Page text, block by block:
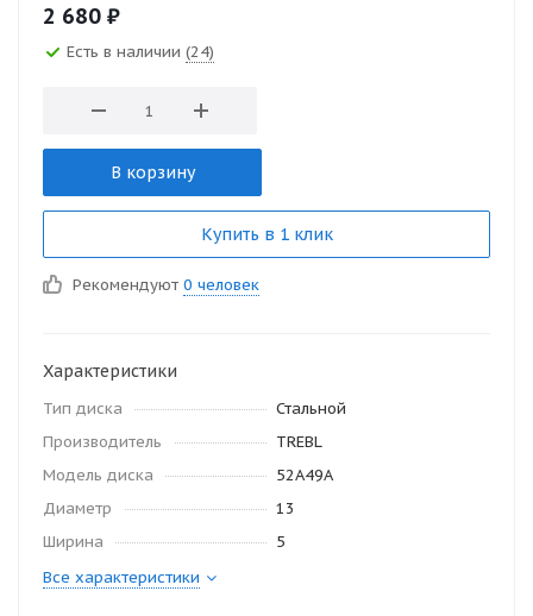
2 680 ₽
Есть в наличии (24)
В корзину
Купить в 1 клик
Рекомендуют 0 человек
Характеристики
Тип диска
Стальной
Производитель
TREBL
Модель диска
52A49A
Диаметр
13
Ширина
5
Все характеристики